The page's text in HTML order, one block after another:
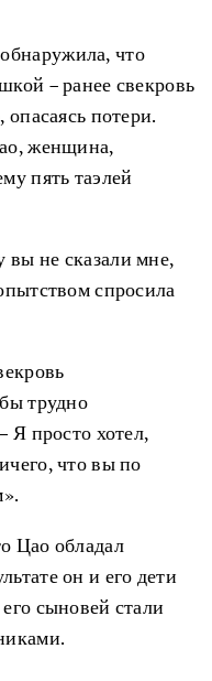
что
– ранее свекровь
опасаясь потери.
женщина,
пять таэлей
не сказали мне,
спросила
трудно
Я просто хотел,
что вы по
Цао обладал
он и его дети
сыновей стали